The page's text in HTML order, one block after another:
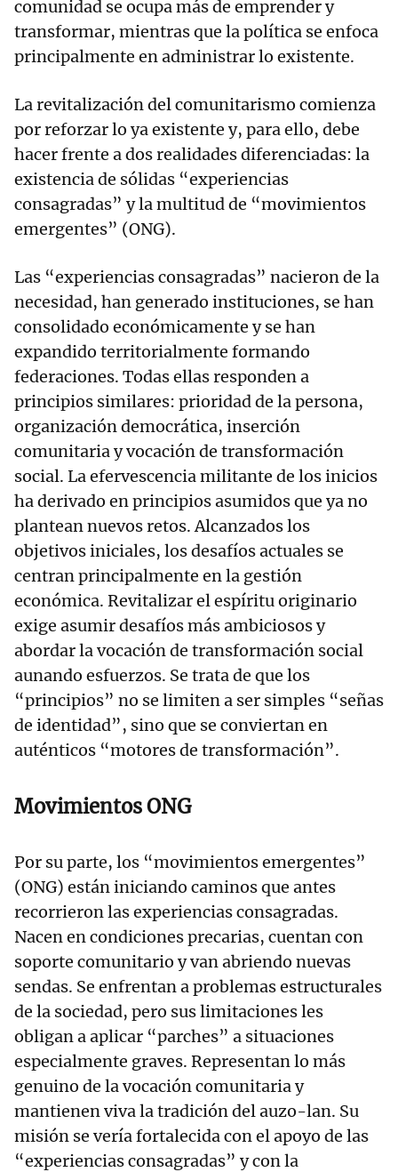
comunidad se ocupa más de emprender y
transformar, mientras que la política se enfoca
principalmente en administrar lo existente.
La revitalización del comunitarismo comienza
por reforzar lo ya existente y, para ello, debe
hacer frente a dos realidades diferenciadas: la
existencia de sólidas “experiencias
consagradas” y la multitud de “movimientos
emergentes” (ONG).
Las “experiencias consagradas” nacieron de la
necesidad, han generado instituciones, se han
consolidado económicamente y se han
expandido territorialmente formando
federaciones. Todas ellas responden a
principios similares: prioridad de la persona,
organización democrática, inserción
comunitaria y vocación de transformación
social. La efervescencia militante de los inicios
ha derivado en principios asumidos que ya no
plantean nuevos retos. Alcanzados los
objetivos iniciales, los desafíos actuales se
centran principalmente en la gestión
económica. Revitalizar el espíritu originario
exige asumir desafíos más ambiciosos y
abordar la vocación de transformación social
aunando esfuerzos. Se trata de que los
“principios” no se limiten a ser simples “señas
de identidad”, sino que se conviertan en
auténticos “motores de transformación”.
Movimientos ONG
Por su parte, los “movimientos emergentes”
(ONG) están iniciando caminos que antes
recorrieron las experiencias consagradas.
Nacen en condiciones precarias, cuentan con
soporte comunitario y van abriendo nuevas
sendas. Se enfrentan a problemas estructurales
de la sociedad, pero sus limitaciones les
obligan a aplicar “parches” a situaciones
especialmente graves. Representan lo más
genuino de la vocación comunitaria y
mantienen viva la tradición del auzo-lan. Su
misión se vería fortalecida con el apoyo de las
“experiencias consagradas” y con la